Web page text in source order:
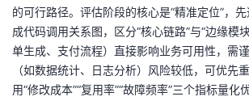
的可行路径。评估阶段的核心是“精准定位”，
成代码调用关系图，区分“核心链路”与“边缘模
单生成、支付流程）直接影响业务可用性，需
（如数据统计、日志分析）风险较低，可优先
用“修改成本”“复用率”“故障频率”三个指标量化